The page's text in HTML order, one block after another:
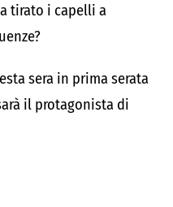
tirato i capelli a
sera in prima serata
il protagonista di